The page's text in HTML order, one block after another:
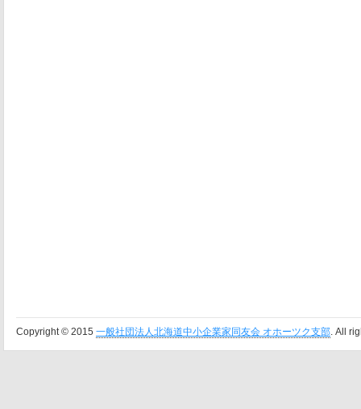
Copyright © 2015 一般社団法人北海道中小企業家同友会 オホーツク支部. All